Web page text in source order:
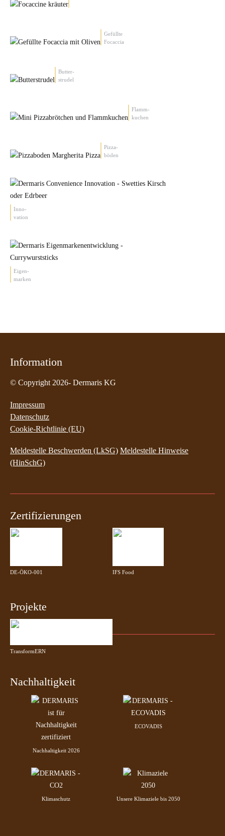
Gefüllte
Focaccia
Butter-
strudel
Flamm-
kuchen
Pizza-
böden
Inno-
vation
Eigen-
marken
Information
© Copyright 2026- Dermaris KG
Impressum
Datenschutz
Cookie-Richtlinie (EU)
Meldestelle Beschwerden (LkSG) Meldestelle Hinweise
(HinSchG)
Zertifizierungen
DE-ÖKO-001 IFS Food
Projekte
TransformERN
Nachhaltigkeit
Nachhaltigkeit 2026
ECOVADIS
Klimaschutz Unsere Klimaziele bis 2050